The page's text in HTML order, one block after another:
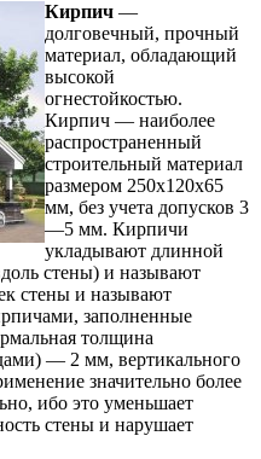
Кирпич —
долговечный, прочный
материал, обладающий
высокой
огнестойкостью.
Кирпич — наиболее
распространенный
строительный материал
размером 250x120x65
мм, без учета допусков 3
—5 мм. Кирпичи
укладывают длинной
стены) и называют
стены и называют
заполненные
толщина
— 2 мм, вертикального
значительно более
ибо это уменьшает
стены и нарушает